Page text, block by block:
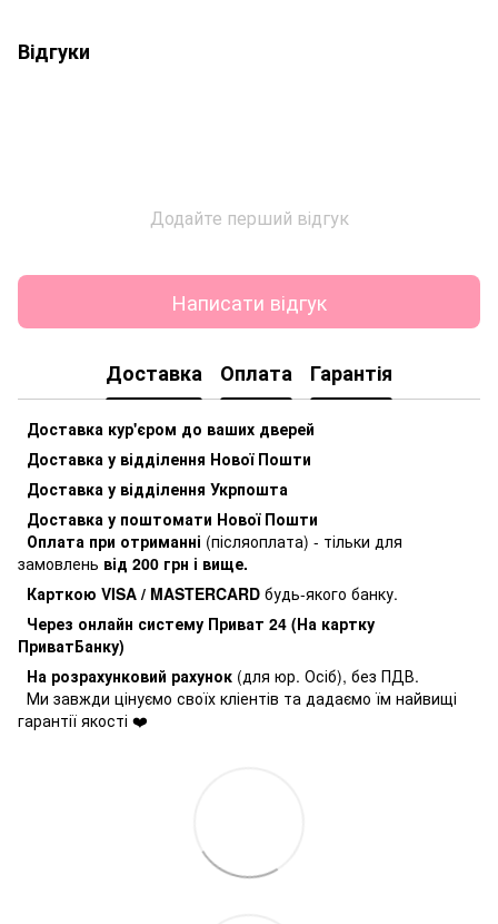
Відгуки
Додайте перший відгук
Написати відгук
Доставка Оплата Гарантія
Доставка кур'єром до ваших дверей
Доставка у відділення Нової Пошти
Доставка у відділення Укрпошта
Доставка у поштомати Нової Пошти
Оплата при отриманні (післяоплата) - тільки для
замовлень від 200 грн і вище.
Карткою VISA / MASTERCARD будь-якого банку.
Через онлайн систему Приват 24 (На картку
ПриватБанку)
На розрахунковий рахунок (для юр. Осіб), без ПДВ.
Ми завжди цінуємо своїх кліентів та дадаємо їм найвищі
гарантії якості ❤️